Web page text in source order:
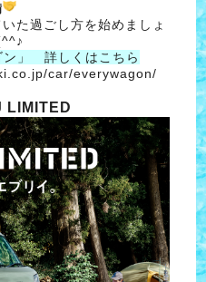
た過ごし方を始めましょ
」 詳しくはこちら
car/everywagon/
LIMITED